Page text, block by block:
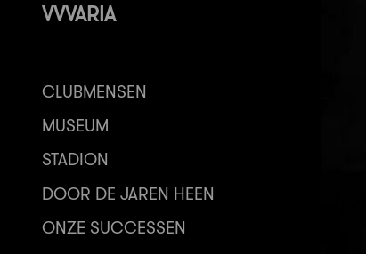
VVVARIA
CLUBMENSEN
MUSEUM
STADION
DOOR DE JAREN HEEN
ONZE SUCCESSEN